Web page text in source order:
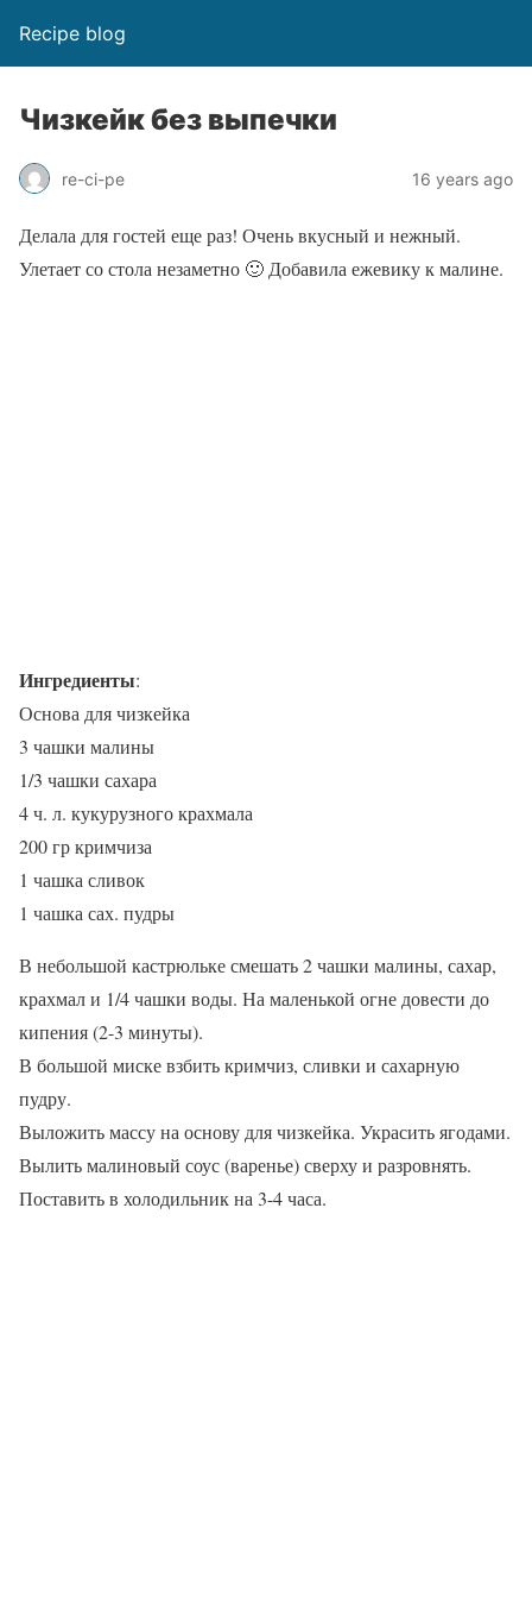
Recipe blog
Чизкейк без выпечки
re-ci-pe 16 years ago
Делала для гостей еще раз! Очень вкусный и нежный.
Улетает со стола незаметно 🙂 Добавила ежевику к малине.
Ингредиенты:
Основа для чизкейка
3 чашки малины
1/3 чашки сахара
4 ч. л. кукурузного крахмала
200 гр кримчиза
1 чашка сливок
1 чашка сах. пудры
В небольшой кастрюльке смешать 2 чашки малины, сахар,
крахмал и 1/4 чашки воды. На маленькой огне довести до
кипения (2-3 минуты).
В большой миске взбить кримчиз, сливки и сахарную
пудру.
Выложить массу на основу для чизкейка. Украсить ягодами.
Вылить малиновый соус (варенье) сверху и разровнять.
Поставить в холодильник на 3-4 часа.